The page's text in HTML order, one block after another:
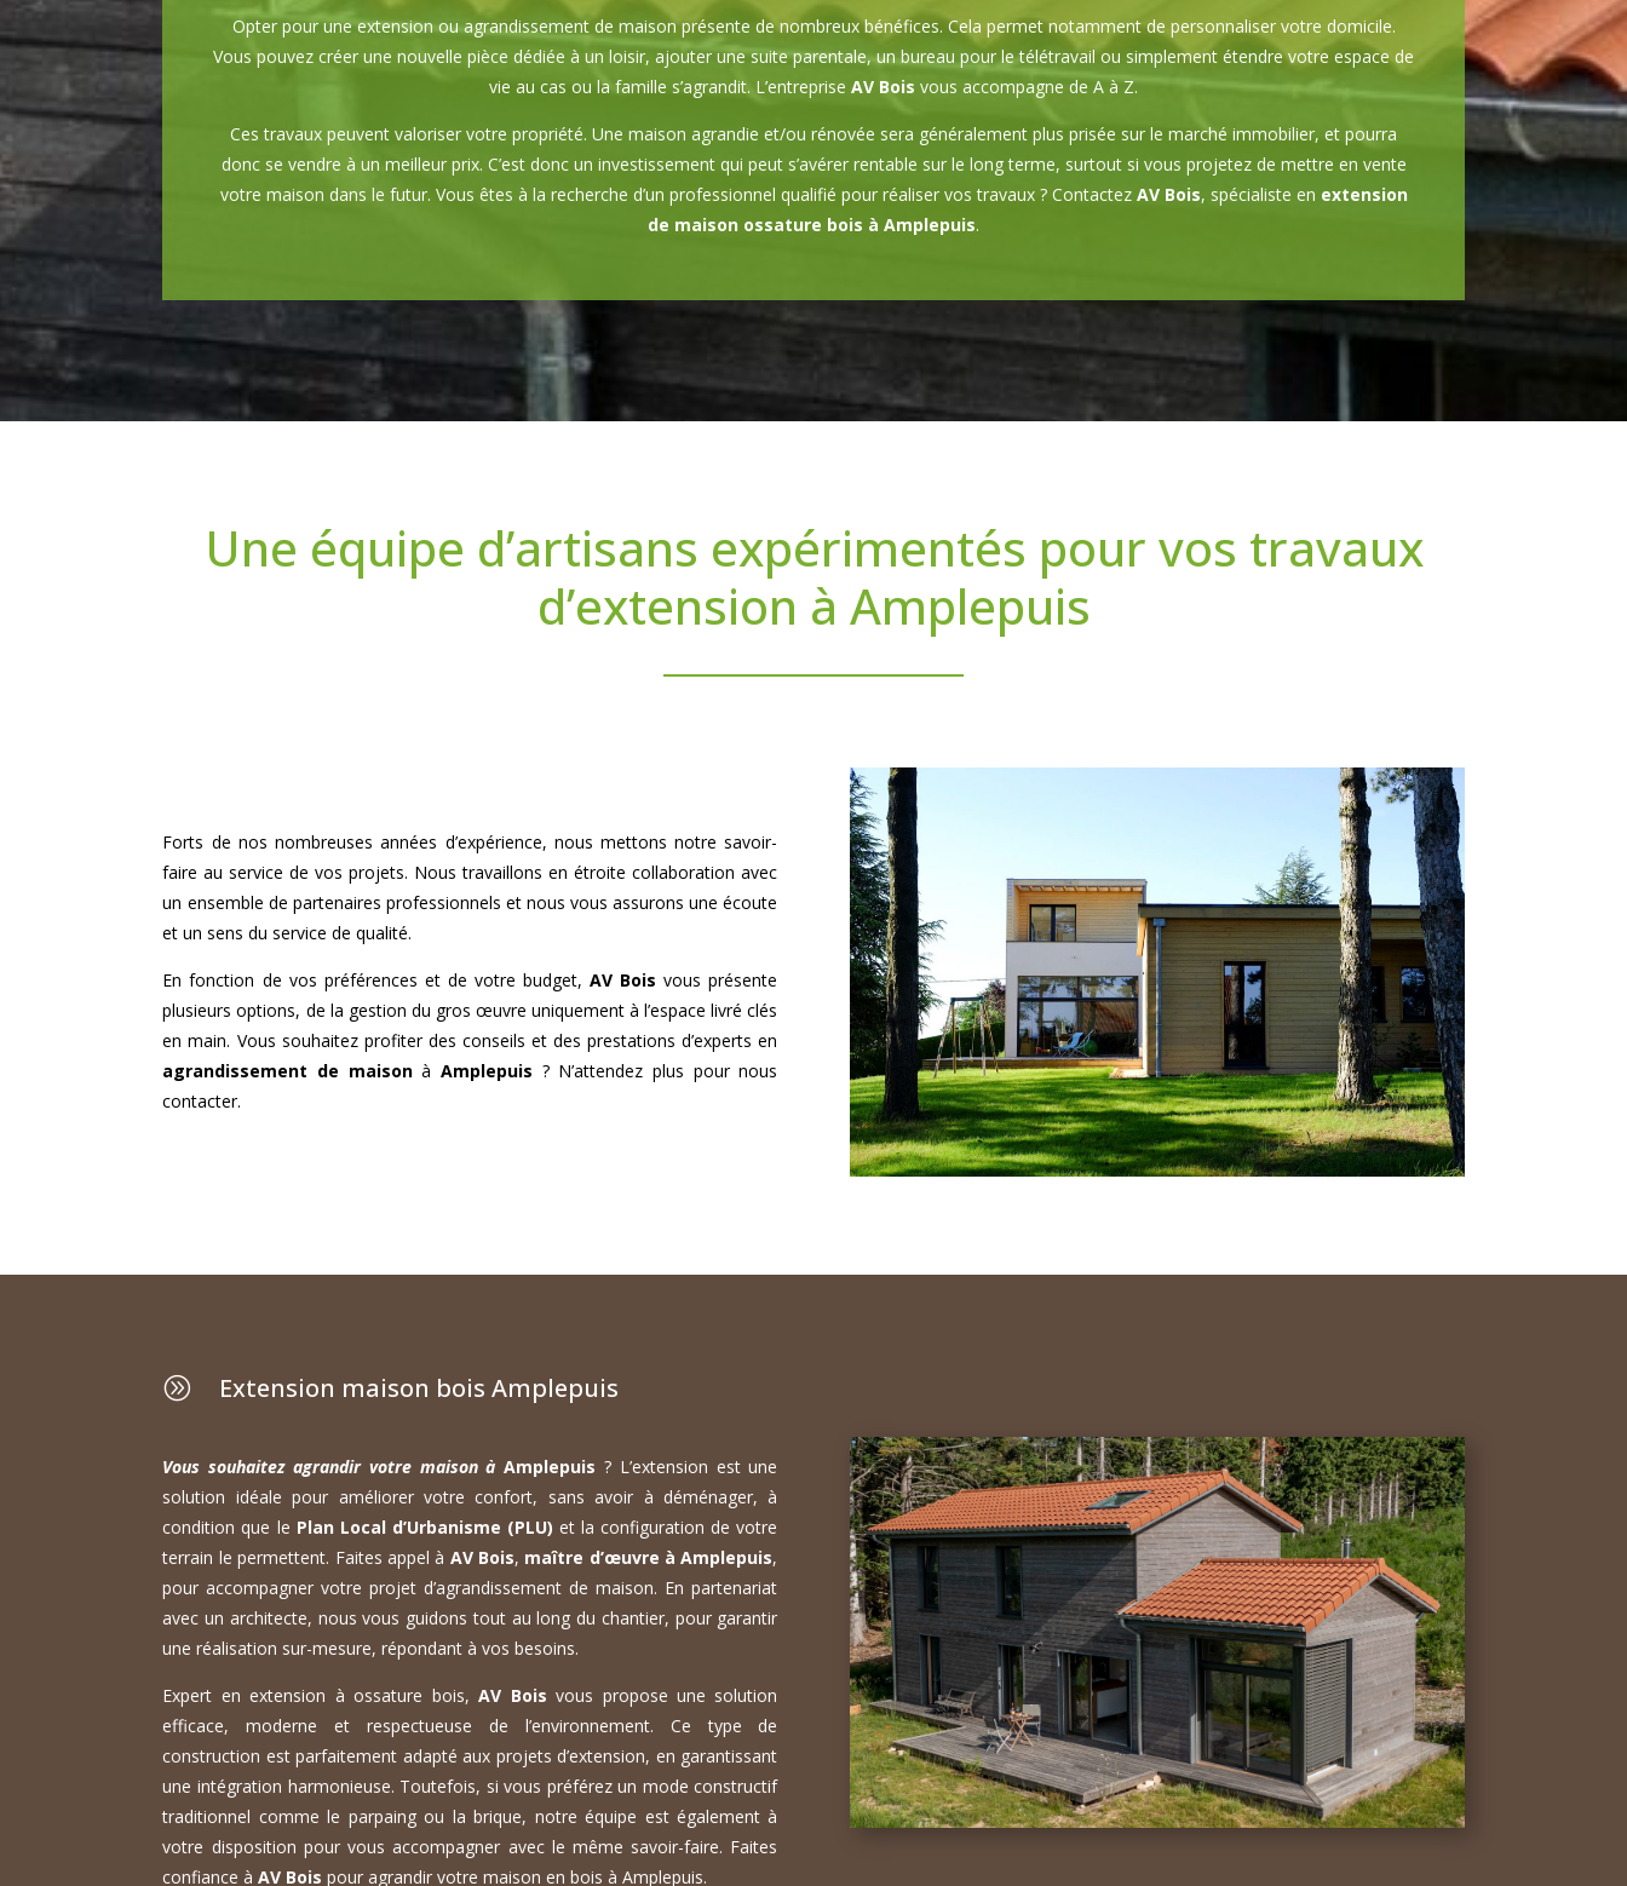
Opter pour une extension ou agrandissement de maison présente de nombreux bénéfices. Cela permet notamment de personnaliser votre domicile.
Vous pouvez créer une nouvelle pièce dédiée à un loisir, ajouter une suite parentale, un bureau pour le télétravail ou simplement étendre votre espace de
vie au cas ou la famille s’agrandit. L’entreprise AV Bois vous accompagne de A à Z.
Ces travaux peuvent valoriser votre propriété. Une maison agrandie et/ou rénovée sera généralement plus prisée sur le marché immobilier, et pourra
donc se vendre à un meilleur prix. C’est donc un investissement qui peut s’avérer rentable sur le long terme, surtout si vous projetez de mettre en vente
votre maison dans le futur. Vous êtes à la recherche d’un professionnel qualifié pour réaliser vos travaux ? Contactez AV Bois, spécialiste en extension
de maison ossature bois à Amplepuis.
Une équipe d’artisans expérimentés pour vos travaux
d’extension à Amplepuis
Forts de nos nombreuses années d’expérience, nous mettons notre savoir-
faire au service de vos projets. Nous travaillons en étroite collaboration avec
un ensemble de partenaires professionnels et nous vous assurons une écoute
et un sens du service de qualité.
En fonction de vos préférences et de votre budget,AV Bois vous présente
plusieurs options, de la gestion du gros œuvre uniquement à l’espace livré clés
en main. Vous souhaitez profiter des conseils et des prestations d’experts en
agrandissement de maisonàAmplepuis ? N’attendez plus pour nous
contacter.
A Extension maison bois Amplepuis
Vous souhaitez agrandir votre maison àAmplepuis ? L’extension est une
solution idéale pour améliorer votre confort, sans avoir à déménager, à
condition que le Plan Local d’Urbanisme (PLU) et la configuration de votre
terrain le permettent. Faites appel à AV Bois, maître d’œuvre à Amplepuis,
pour accompagner votre projet d’agrandissement de maison. En partenariat
avec un architecte, nous vous guidons tout au long du chantier, pour garantir
une réalisation sur-mesure, répondant à vos besoins.
Expert en extension à ossature bois,AV Bois vous propose une solution
efficace, moderne et respectueuse de l’environnement. Ce type de
construction est parfaitement adapté aux projets d’extension, en garantissant
une intégration harmonieuse. Toutefois, si vous préférez un mode constructif
traditionnel comme le parpaing ou la brique, notre équipe est également à
votre disposition pour vous accompagner avec le même savoir-faire. Faites
confiance àAV Bois pour agrandir votre maison en bois à Amplepuis.